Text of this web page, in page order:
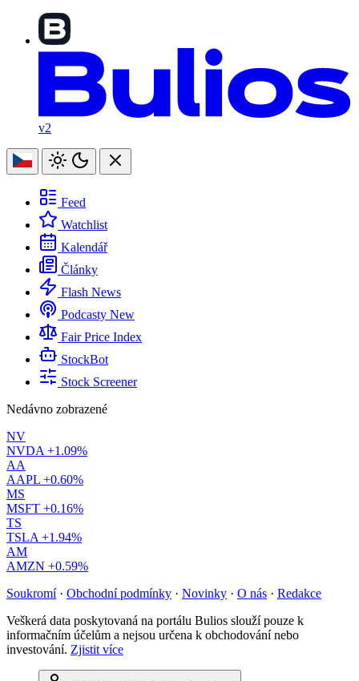
v2
Feed
Watchlist
Kalendář
Články
Flash News
Podcasty New
Fair Price Index
StockBot
Stock Screener
Nedávno zobrazené
NV
NVDA +1.09%
AA
AAPL +0.60%
MS
MSFT +0.16%
TS
TSLA +1.94%
AM
AMZN +0.59%
Soukromí · Obchodní podmínky · Novinky · O nás · Redakce
Veškerá data poskytovaná na portálu Bulios slouží pouze k
informačním účelům a nejsou určena k obchodování nebo
investování. Zjistit více